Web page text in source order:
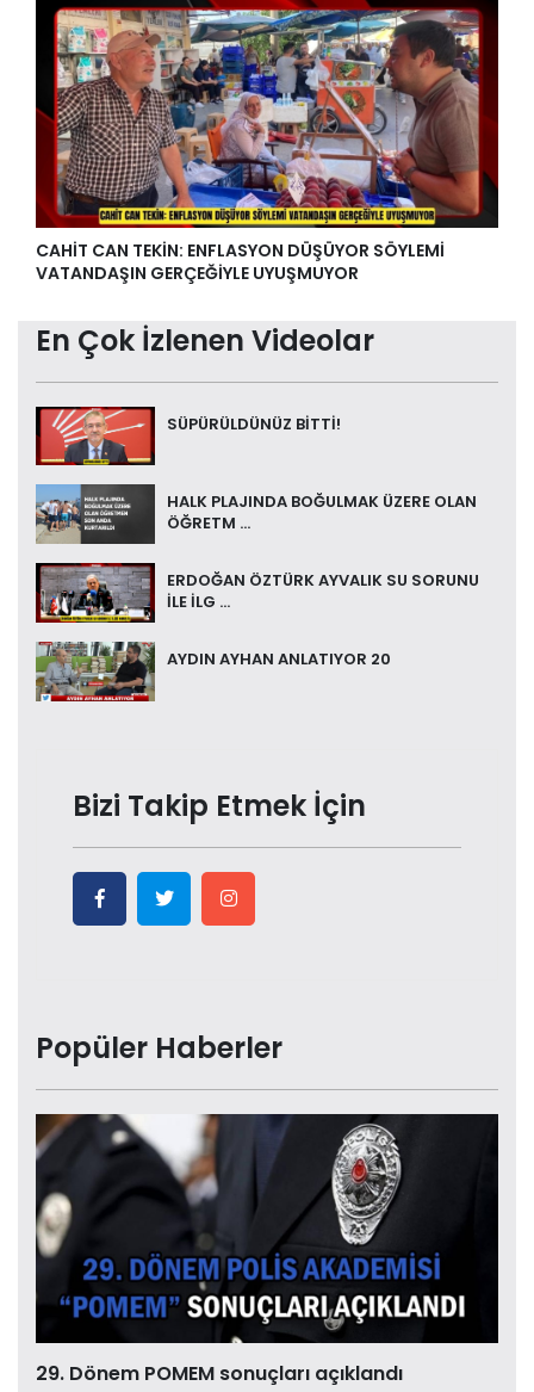
CAHİT CAN TEKİN: ENFLASYON DÜŞÜYOR SÖYLEMİ
VATANDAŞIN GERÇEĞİYLE UYUŞMUYOR
En Çok İzlenen Videolar
SÜPÜRÜLDÜNÜZ BİTTİ!
HALK PLAJINDA BOĞULMAK ÜZERE OLAN
ÖĞRETM ...
ERDOĞAN ÖZTÜRK AYVALIK SU SORUNU
İLE İLG ...
AYDIN AYHAN ANLATIYOR 20
Bizi Takip Etmek İçin
Popüler Haberler
29. Dönem POMEM sonuçları açıklandı